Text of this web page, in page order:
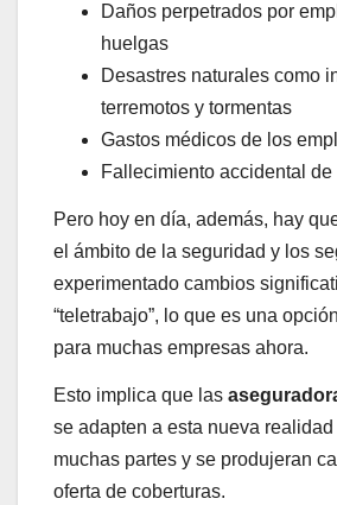
Daños perpetrados por
huelgas
Desastres naturales como
terremotos y tormentas
Gastos médicos de los
Fallecimiento accidental
Pero hoy en día, además, hay
el ámbito de la seguridad y los
experimentado cambios
“teletrabajo”, lo que es una
para muchas empresas ahora.
Esto implica que las
se adapten a esta nueva realidad
muchas partes y se produjeran
oferta de coberturas.